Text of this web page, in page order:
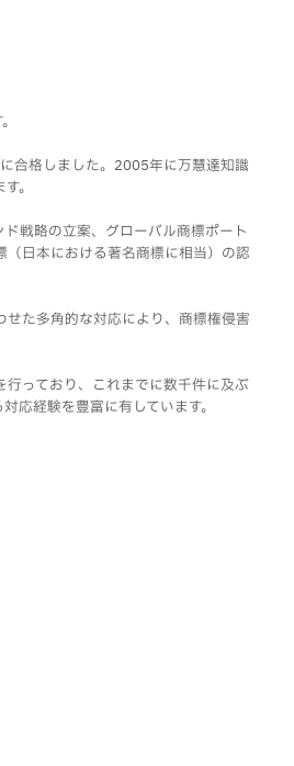
合格しました。2005年に万慧達知識
。
戦略の立案、グローバル商標ポート
日本における著名商標に相当）の認
た多角的な対応により、商標権侵害
っており、これまでに数千件に及ぶ
応経験を豊富に有しています。